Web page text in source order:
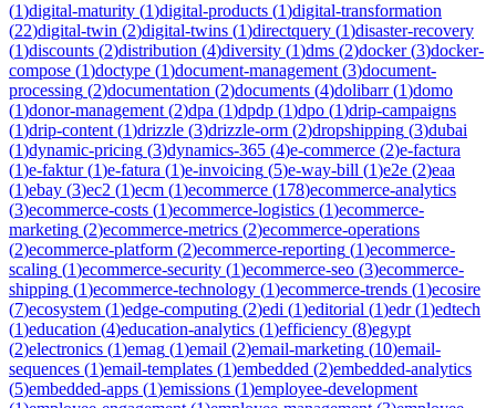
(1)digital-maturity (1)digital-products (1)digital-transformation
(22)digital-twin (2)digital-twins (1)directquery (1)disaster-recovery
(1)discounts (2)distribution (4)diversity (1)dms (2)docker(3)docker-
compose (1)doctype (1)document-management (3)document-
processing (2)documentation (2)documents (4)dolibarr(1)domo
(1)donor-management (2)dpa (1)dpdp (1)dpo (1)drip-campaigns
(1)drip-content (1)drizzle (3)drizzle-orm (2)dropshipping (3)dubai
(1)dynamic-pricing (3)dynamics-365 (4)e-commerce (2)e-factura
(1)e-faktur(1)e-fatura (1)e-invoicing (5)e-way-bill (1)e2e (2)eaa
(1)ebay (3)ec2 (1)ecm (1)ecommerce (178)ecommerce-analytics
(3)ecommerce-costs (1)ecommerce-logistics (1)ecommerce-
marketing (2)ecommerce-metrics (2)ecommerce-operations
(2)ecommerce-platform (2)ecommerce-reporting (1)ecommerce-
scaling (1)ecommerce-security (1)ecommerce-seo (3)ecommerce-
shipping (1)ecommerce-technology (1)ecommerce-trends (1)ecosire
(7)ecosystem (1)edge-computing (2)edi (1)editorial (1)edr(1)edtech
(1)education (4)education-analytics (1)efficiency (8)egypt
(2)electronics (1)emag (1)email (2)email-marketing (10)email-
sequences (1)email-templates (1)embedded (2)embedded-analytics
(5)embedded-apps (1)emissions (1)employee-development